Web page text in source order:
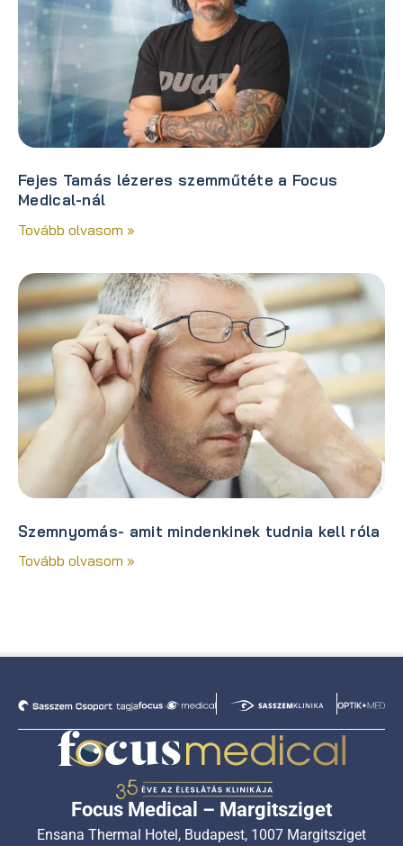
Fejes Tamás lézeres szemműtéte a Focus
Medical-nál
Tovább olvasom »
Szemnyomás- amit mindenkinek tudnia kell róla
Tovább olvasom »
Focus Medical – Margitsziget
Ensana Thermal Hotel, Budapest, 1007 Margitsziget